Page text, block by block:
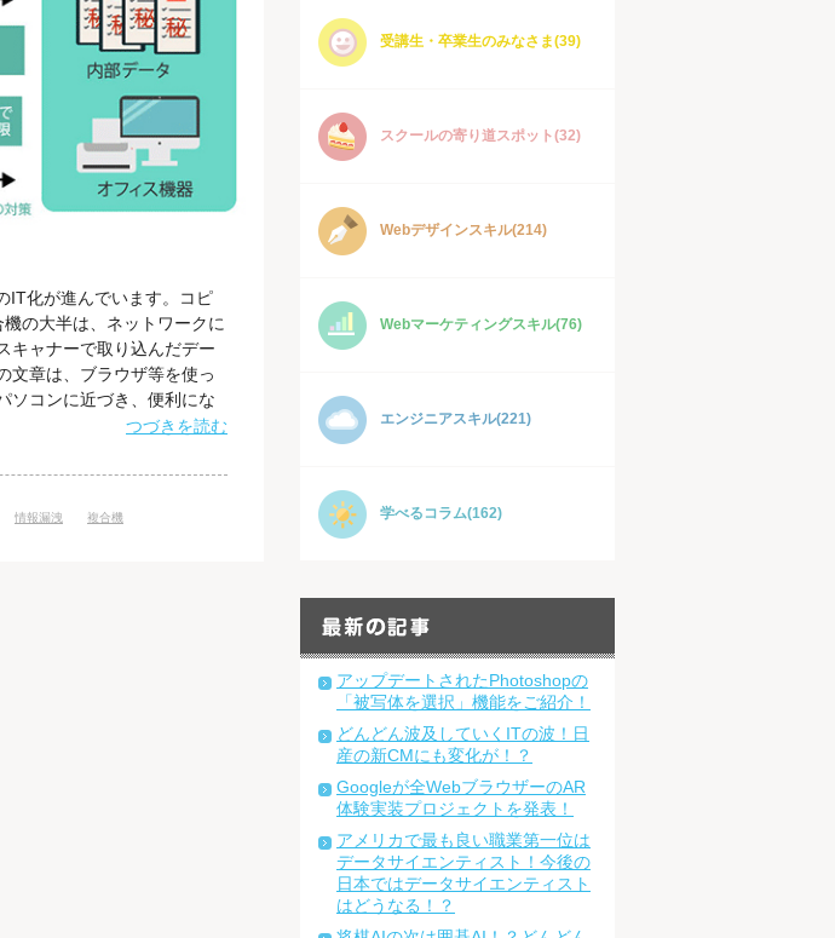
IT化が進んでいます。コピ
の大半は、ネットワークに
キャナーで取り込んだデー
文章は、ブラウザ等を使っ
ソコンに近づき、便利にな
なかったような落とし穴や
つづきを読む
情報漏洩 複合機
受講生・卒業生のみなさま(39)
スクールの寄り道スポット(32)
Webデザインスキル(214)
Webマーケティングスキル(76)
エンジニアスキル(221)
学べるコラム(162)
アップデートされたPhotoshopの
「被写体を選択」機能をご紹介！
どんどん波及していくITの波！日
産の新CMにも変化が！？
Googleが全WebブラウザーのAR
体験実装プロジェクトを発表！
アメリカで最も良い職業第一位は
データサイエンティスト！今後の
日本ではデータサイエンティスト
はどうなる！？